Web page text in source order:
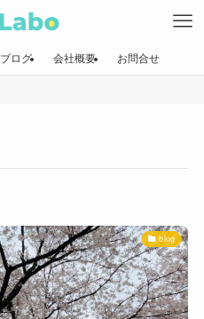
ブログ 会社概要 お問合せ
blog